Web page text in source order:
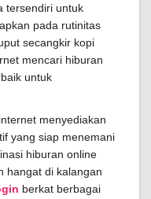
tersendiri untuk
pada rutinitas
secangkir kopi
mencari hiburan
untuk
menyediakan
yang siap menemani
hiburan online
hangat di kalangan
berkat berbagai